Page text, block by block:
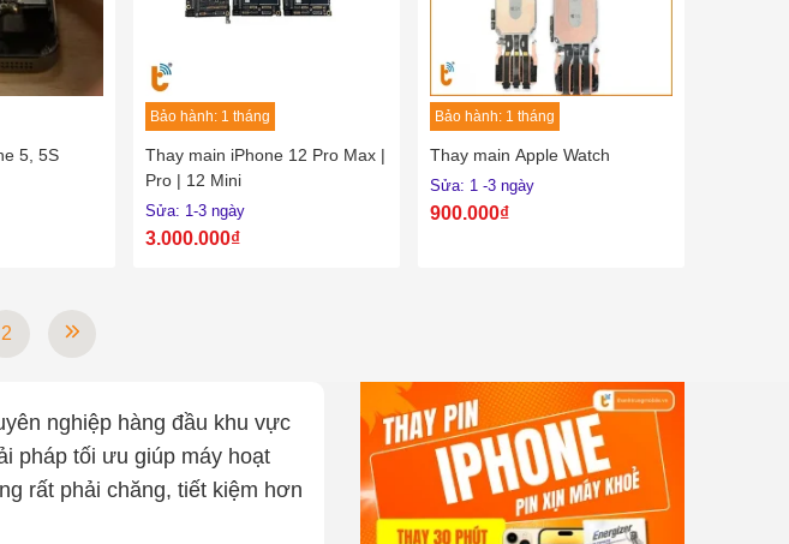
5, 5S
Bảo hành: 1 tháng
Thay main iPhone 12 Pro Max |
Pro | 12 Mini
Sửa: 1-3 ngày
3.000.000₫
Bảo hành: 1 tháng
Thay main Apple Watch
Sửa: 1 -3 ngày
900.000₫
2
nghiệp hàng đầu khu vực
pháp tối ưu giúp máy hoạt
rất phải chăng, tiết kiệm hơn